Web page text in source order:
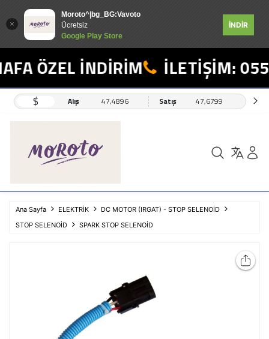
Moroto^|bg_BG:Vavoto
Ücretsiz
Google Play Store
İNDİR
ÖZEL İNDİRİM İLETİŞİM:
$ Alış 47,4896 Satış 47,6799
Ana Sayfa ELEKTRİK
DC MOTOR (IRGAT) - STOP SELENOİD
STOP SELENOİD
SPARK STOP SELENOİD